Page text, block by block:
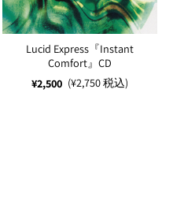
Lucid Express『Instant
Comfort』CD
¥2,500 (¥2,750 税込)